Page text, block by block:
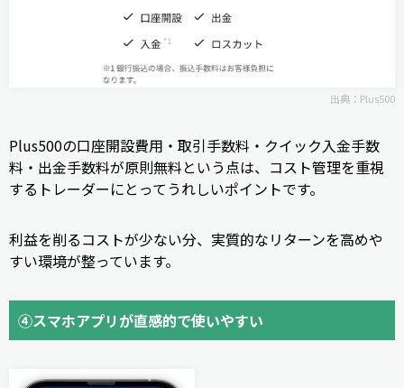
出典： Plus500
Plus500の口座開設費用・取引手数料・クイック入金手数
料・出金手数料が原則無料という点は、コスト管理を重視
するトレーダーにとってうれしいポイントです。
利益を削るコストが少ない分、実質的なリターンを高めや
すい環境が整っています。
④スマホアプリが直感的で使いやすい